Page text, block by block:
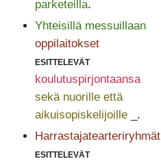
parketeilla.
Yhteisillä messuillaan
oppilaitokset
esittelevät
koulutuspirjontaansa
sekä nuorille että
aikuisopiskelijoille_.
Harrastajatearteriryhmät
esittelevät